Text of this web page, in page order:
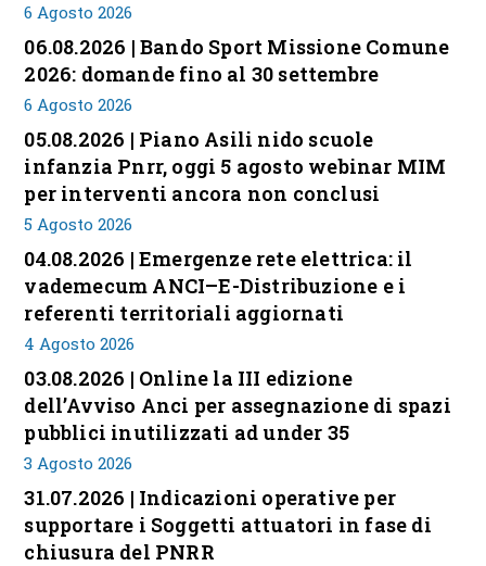
6 Agosto 2026
06.08.2026 | Bando Sport Missione Comune
2026: domande fino al 30 settembre
6 Agosto 2026
05.08.2026 | Piano Asili nido scuole
infanzia Pnrr, oggi 5 agosto webinar MIM
per interventi ancora non conclusi
5 Agosto 2026
04.08.2026 | Emergenze rete elettrica: il
vademecum ANCI–E-Distribuzione e i
referenti territoriali aggiornati
4 Agosto 2026
03.08.2026 | Online la III edizione
dell’Avviso Anci per assegnazione di spazi
pubblici inutilizzati ad under 35
3 Agosto 2026
31.07.2026 | Indicazioni operative per
supportare i Soggetti attuatori in fase di
chiusura del PNRR